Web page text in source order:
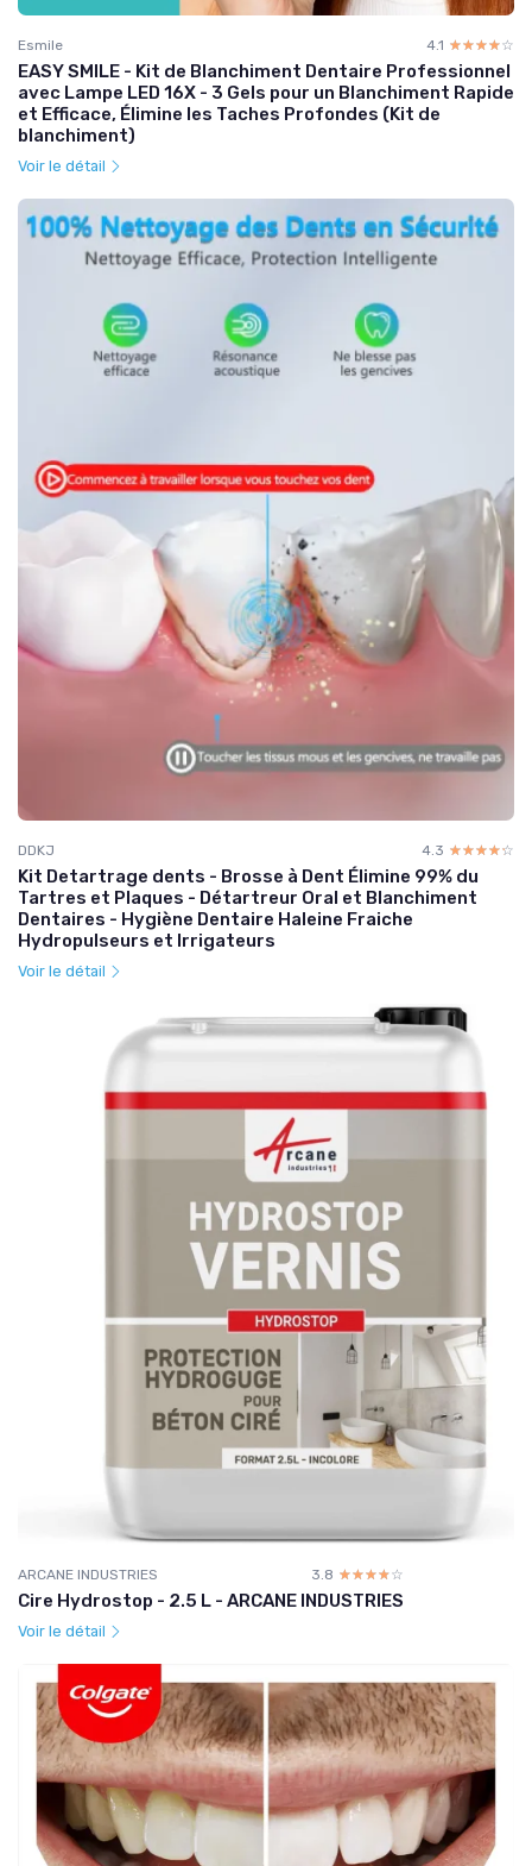
Esmile 4.1 ☆☆☆☆☆
★★★★★
EASY SMILE - Kit de Blanchiment Dentaire Professionnel
avec Lampe LED 16X - 3 Gels pour un Blanchiment Rapide
et Efficace, Élimine les Taches Profondes (Kit de
blanchiment)
Voir le détail
DDKJ 4.3 ☆☆☆☆☆
★★★★★
Kit Detartrage dents - Brosse à Dent Élimine 99% du
Tartres et Plaques - Détartreur Oral et Blanchiment
Dentaires - Hygiène Dentaire Haleine Fraiche
Hydropulseurs et Irrigateurs
Voir le détail
ARCANE INDUSTRIES 3.8 ☆☆☆☆☆
★★★★★
Cire Hydrostop - 2.5 L - ARCANE INDUSTRIES
Voir le détail